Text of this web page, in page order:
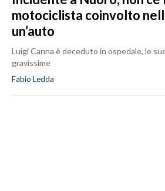
motociclista coinvolto
un’auto
Luigi Canna è deceduto in ospedale, le
gravissime
Fabio Ledda